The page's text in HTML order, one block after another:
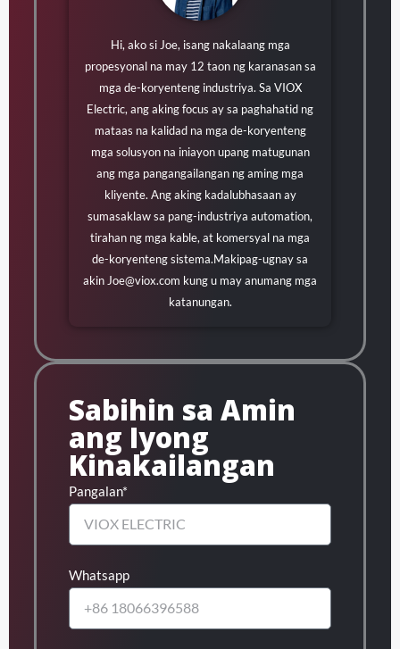
Hi, ako si Joe, isang nakalaang mga
propesyonal na may 12 taon ng karanasan sa
mga de-koryenteng industriya. Sa VIOX
Electric, ang aking focus ay sa paghahatid ng
mataas na kalidad na mga de-koryenteng
mga solusyon na iniayon upang matugunan
ang mga pangangailangan ng aming mga
kliyente. Ang aking kadalubhasaan ay
sumasaklaw sa pang-industriya automation,
tirahan ng mga kable, at komersyal na mga
de-koryenteng sistema.Makipag-ugnay sa
akinJoe@viox.com kung u may anumang mga
katanungan.
Sabihin sa Amin
ang Iyong
Kinakailangan
Pangalan*
Whatsapp